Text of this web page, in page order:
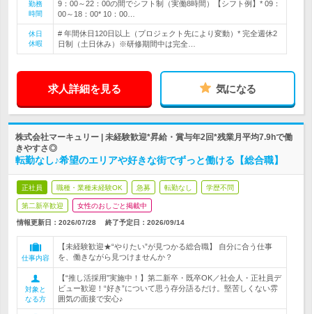
勤務
時間
9：00～22：00の間でシフト制（実働8時間）【シフト例】* 09：
00～18：00* 10：00…
休日
休暇
# 年間休日120日以上（プロジェクト先により変動）* 完全週休2
日制（土日休み）※研修期間中は完全…
求人詳細を見る 気になる
株式会社マーキュリー | 未経験歓迎*昇給・賞与年2回*残業月平均7.9hで働
きやすさ◎
転勤なし♪希望のエリアや好きな街でずっと働ける【総合職】
正社員 職種・業種未経験OK 急募 転勤なし 学歴不問
第二新卒歓迎 女性のおしごと掲載中
情報更新日：2026/07/28 終了予定日： 2026/09/14
仕事内容
【未経験歓迎★“やりたい”が見つかる総合職】 自分に合う仕事
を、働きながら見つけませんか？
対象と
なる方
【“推し活採用”実施中！】第二新卒・既卒OK／社会人・正社員デ
ビュー歓迎！“好き”について思う存分語るだけ。堅苦しくない雰
囲気の面接で安心♪